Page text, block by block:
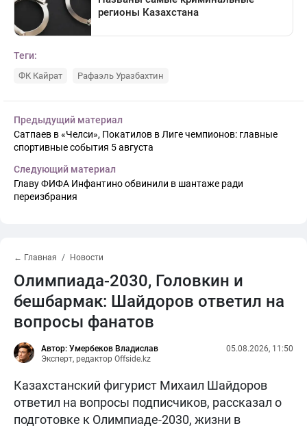
Теги:
ФК Кайрат Рафаэль Уразбахтин
Предыдущий материал
Сатпаев в «Челси», Покатилов в Лиге чемпионов: главные
спортивные события 5 августа
Следующий материал
Главу ФИФА Инфантино обвинили в шантаже ради
переизбрания
← Главная Новости
Олимпиада-2030, Головкин и
бешбармак: Шайдоров ответил на
вопросы фанатов
Автор: Умербеков Владислав
Эксперт, редактор Offside.kz
05.08.2026, 11:50
Казахстанский фигурист Михаил Шайдоров
ответил на вопросы подписчиков, рассказал о
подготовке к Олимпиаде-2030, жизни в